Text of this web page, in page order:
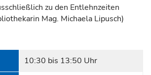
zu den Entlehnzeiten
Mag. Michaela Lipusch)
10:30 bis 13:50 Uhr